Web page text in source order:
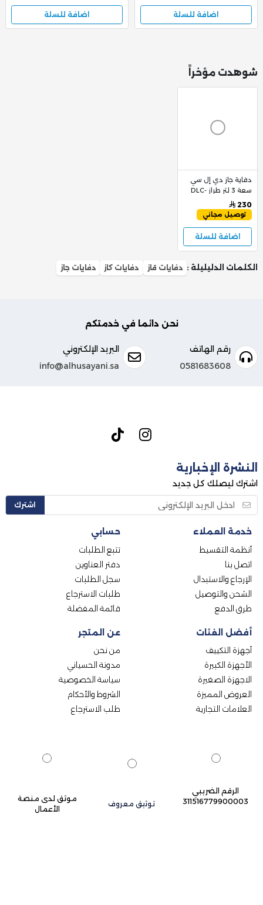
اضافة للسلة اضافة للسلة
شوهدت مؤخراً
دفاية جاز دي إل سي
سعة 3 لتر طراز DLC-
77
230
توصيل مجاني
اضافة للسلة
الكلمات الدليليلة : دفايات قاز دفايات كاز دفايات جاز
نحن دائما في خدمتكم
رقم الهاتف
0581683608
البريد الإلكتروني
info@alhusayani.sa
النشرة الإخبارية
اشترك ليصلك كل جديد
اشترك
عن المتجر
من نحن
مدونة الحسياني
سياسة الخصوصية
الشروط والأحكام
طلب الاسترجاع
خدمة العملاء
أنظمة التقسيط
اتصل بنا
الإرجاع والاستبدال
الشحن والتوصيل
طرق الدفع
حسابي
تتبع الطلبات
دفتر العناوين
سجل الطلبات
طلبات الاسترجاع
قائمة المفضلة
أفضل الفئات
أجهزة التكييف
الأجهزة الكبيرة
الاجهزة الصغيرة
العروض المميزة
العلامات التجارية
الرقم الضريبي
311516779900003
توثيق معروف
موثق لدى منصة
الأعمال